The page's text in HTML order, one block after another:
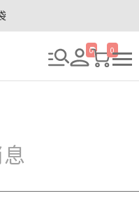
額送百元購物金！
元購物金！
茶杯
0 0